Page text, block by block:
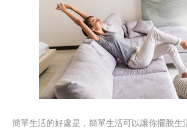
簡單生活的好處是，簡單生活可以讓你擺脫生